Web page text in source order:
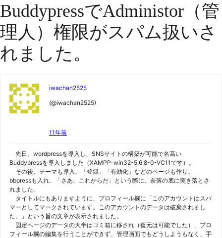
ツ
ス
キ
ッ
対
象:
ー
ラ
ム
の
BuddypressでAdministor（管
理人）権限がスパム扱いさ
れました。
iwachan2525
(@iwachan2525)
11年前
先日、wordpressを導入し、SNSサイトの構築が可能で名高い
Buddypressを導入しました（XAMPP-win32-5.6.8-0-VC11です）。
その後、テーマも導入、「登録」「有効化」などのページも作り、
bbpressも入れ、「さあ、これからだ」という際に、奈落の底に突き落とさ
れました。
タイトルにもありますように、プロフィール欄に「このアカウントはスパ
マーとしてマークされています。このアカウントのデータは破棄されまし
た。」という旨の文章が表示されました。
固定ページのデータの大半はゴミ箱に移され（復元は可能でした）、プロ
フィール欄の編集を行うことができず、管理画面でもどうしようもなく、手